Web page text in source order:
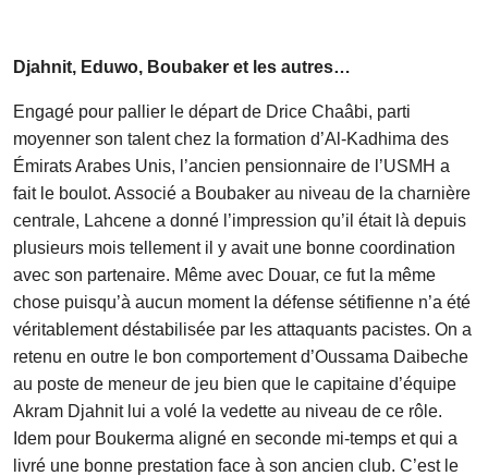
Djahnit, Eduwo, Boubaker et les autres…
Engagé pour pallier le départ de Drice Chaâbi, parti
moyenner son talent chez la formation d’Al-Kadhima des
Émirats Arabes Unis, l’ancien pensionnaire de l’USMH a
fait le boulot. Associé a Boubaker au niveau de la charnière
centrale, Lahcene a donné l’impression qu’il était là depuis
plusieurs mois tellement il y avait une bonne coordination
avec son partenaire. Même avec Douar, ce fut la même
chose puisqu’à aucun moment la défense sétifienne n’a été
véritablement déstabilisée par les attaquants pacistes. On a
retenu en outre le bon comportement d’Oussama Daibeche
au poste de meneur de jeu bien que le capitaine d’équipe
Akram Djahnit lui a volé la vedette au niveau de ce rôle.
Idem pour Boukerma aligné en seconde mi-temps et qui a
livré une bonne prestation face à son ancien club. C’est le